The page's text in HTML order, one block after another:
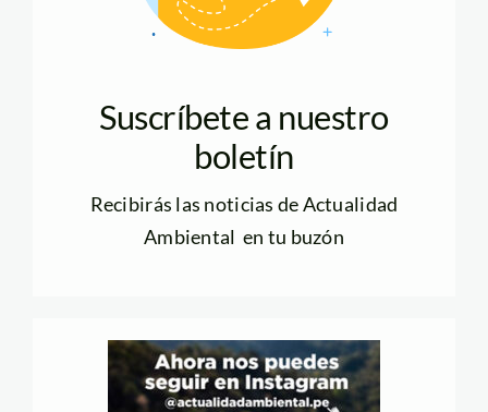
Suscríbete a nuestro
boletín
Recibirás las noticias de Actualidad
Ambiental en tu buzón